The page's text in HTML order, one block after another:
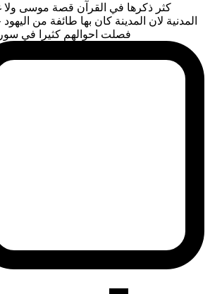
كثر ذكرها في القرآن قصة موسى ولا
المدنية لان المدينة كان بها طائفة من
فصلت احوالهم كثيرا في